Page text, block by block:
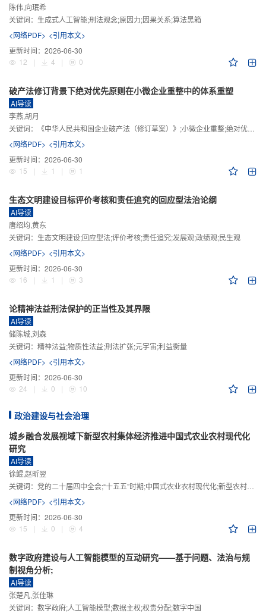
陈伟,向珉希
关键词： 生成式人工智能;刑法观念;原因力;因果关系;算法黑箱
<网络PDF> <引用本文>
更新时间： 2026-06-30
12
| 4 | 0
破产法修订背景下绝对优先原则在小微企业重整中的体系重塑
AI导读
李燕,胡月
关键词：
《中华人民共和国企业破产法（修订草案）》;小微企业重整;绝对优先原则;股东权益保留;预期可支配收入标准
<网络PDF> <引用本文>
更新时间： 2026-06-30
15
| 1 | 1
生态文明建设目标评价考核和责任追究的回应型法治论纲
AI导读
唐绍均,黄东
关键词： 生态文明建设;回应型法;评价考核;责任追究;发展观;政绩观;民生观
<网络PDF> <引用本文>
更新时间： 2026-06-30
16
| 1 | 3
论精神法益刑法保护的正当性及其界限
AI导读
储陈城,刘森
关键词： 精神法益;物质性法益;刑法扩张;元宇宙;利益衡量
<网络PDF> <引用本文>
更新时间： 2026-06-30
24
| 0 | 10
政治建设与社会治理
城乡融合发展视域下新型农村集体经济推进中国式农业农村现代化
研究
AI导读
徐鲲,赵昕翌
关键词： 党的二十届四中全会;“十五五”时期;中国式农业农村现代化;新型农村集体经济;城乡融合发展;新质生产力
<网络PDF> <引用本文>
更新时间： 2026-06-30
15
| 0 | 4
数字政府建设与人工智能模型的互动研究——基于问题、法治与规
制视角分析;
AI导读
张楚凡,张佳琳
关键词： 数字政府;人工智能模型;数据主权;权责分配;数字中国